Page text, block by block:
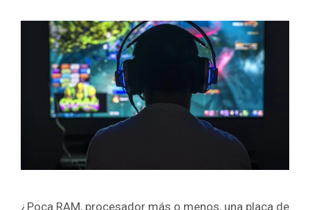
¿Poca RAM, procesador más o menos, una placa de